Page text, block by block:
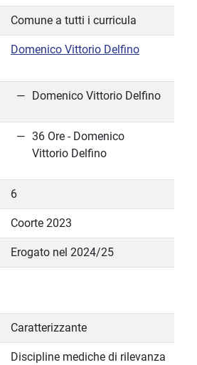
Comune a tutti i curricula
Domenico Vittorio Delfino
Domenico Vittorio Delfino
36 Ore - Domenico
Vittorio Delfino
6
Coorte 2023
Erogato nel 2024/25
Caratterizzante
Discipline mediche di rilevanza